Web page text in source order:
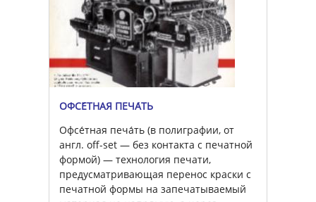
ОФСЕ́ТНАЯ ПЕЧА́ТЬ
Офсе́тная печа́ть (в полиграфии, от
англ. off-set — без контакта с печатной
формой) — технология печати,
предусматривающая перенос краски с
печатной формы на запечатываемый